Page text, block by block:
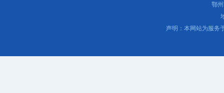
鄂
声明：本网站为服务